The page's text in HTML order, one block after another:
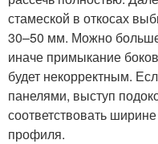
стамеской в откосах
30–50 мм. Можно
иначе примыкание
будет некорректным.
панелями, выступ
соответствовать
профиля.